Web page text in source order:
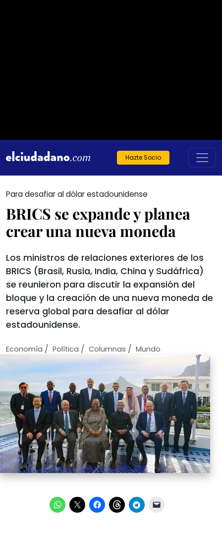
Hazte Socio
Para desafiar al dólar estadounidense
BRICS se expande y planea
crear una nueva moneda
Los ministros de relaciones exteriores de los
BRICS (Brasil, Rusia, India, China y Sudáfrica)
se reunieron para discutir la expansión del
bloque y la creación de una nueva moneda de
reserva global para desafiar al dólar
estadounidense.
Economí­a / Política / Columnas / Mundo